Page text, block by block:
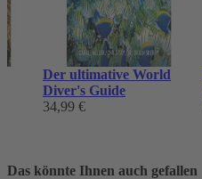
Der ultimative World
Diver's Guide
34,99 €
Das könnte Ihnen auch gefallen